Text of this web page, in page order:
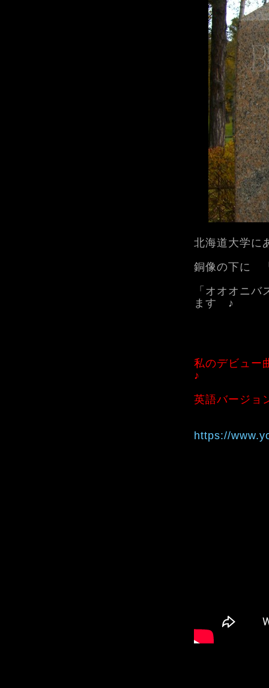
北海道大学に
銅像の下に
「オオオニ
ます ♪
私のデビュ
♪
英語バージ
https://